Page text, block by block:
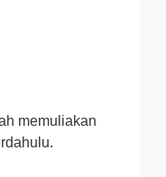
memuliakan